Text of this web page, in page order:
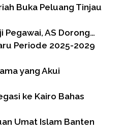
Buka Peluang Tinjau
Pegawai, AS Dorong…
Periode 2025-2029
yang Akui
ke Kairo Bahas
Umat Islam Banten